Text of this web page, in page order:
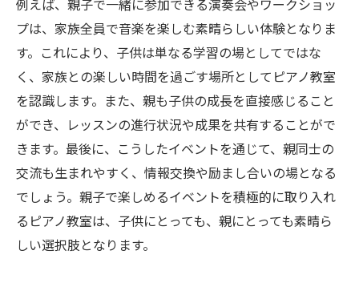
例えば、親子で一緒に参加できる演奏会やワークショッ
プは、家族全員で音楽を楽しむ素晴らしい体験となりま
す。これにより、子供は単なる学習の場としてではな
く、家族との楽しい時間を過ごす場所としてピアノ教室
を認識します。また、親も子供の成長を直接感じること
ができ、レッスンの進行状況や成果を共有することがで
きます。最後に、こうしたイベントを通じて、親同士の
交流も生まれやすく、情報交換や励まし合いの場となる
でしょう。親子で楽しめるイベントを積極的に取り入れ
るピアノ教室は、子供にとっても、親にとっても素晴ら
しい選択肢となります。